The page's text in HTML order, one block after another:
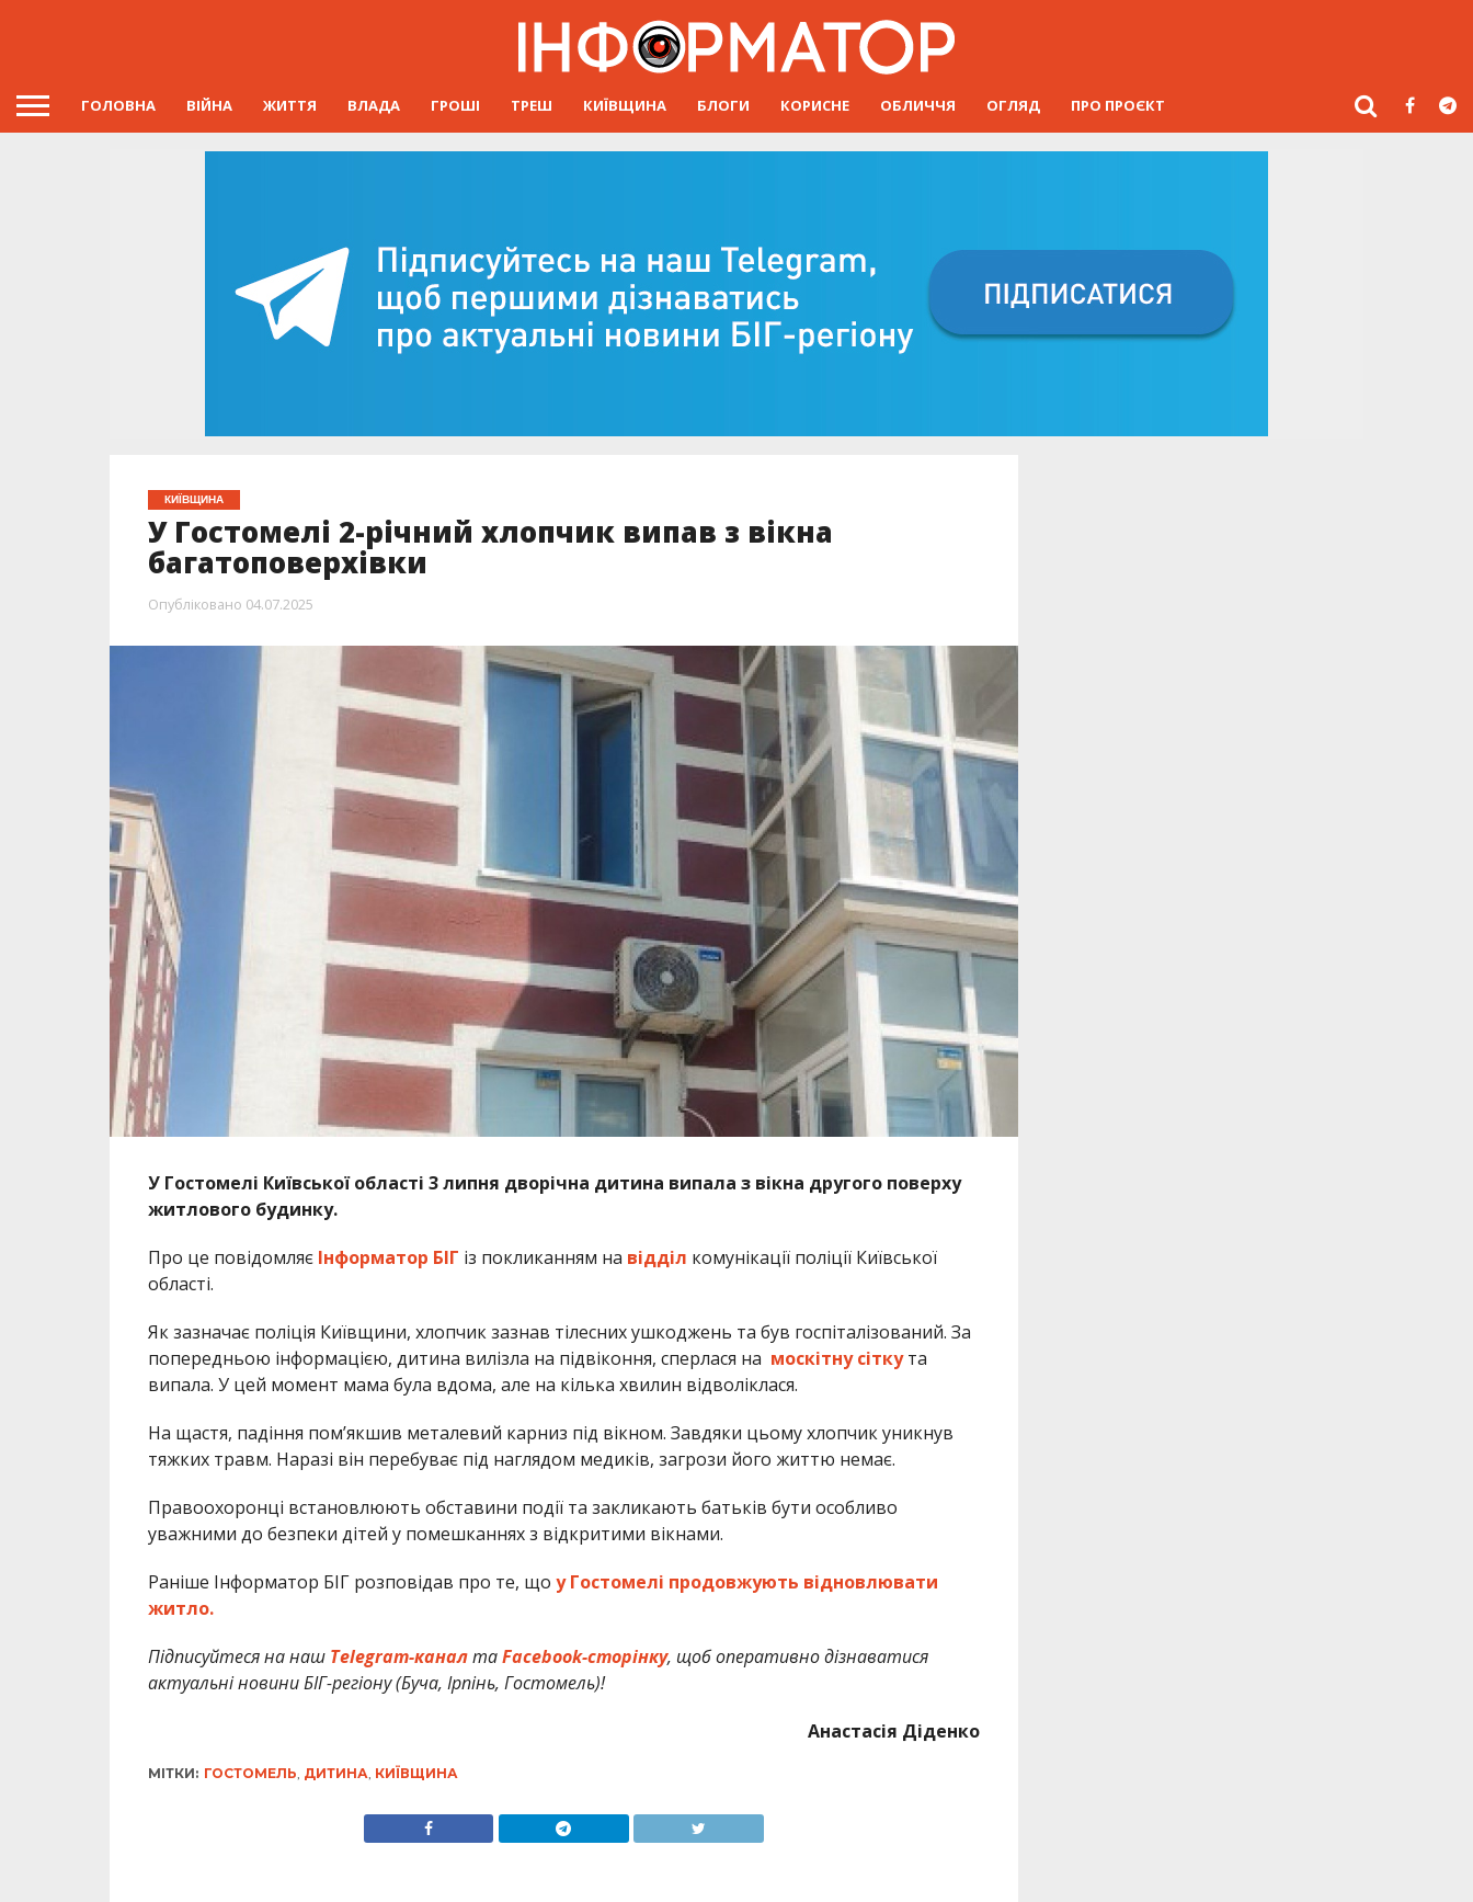
ГОЛОВНА ВІЙНА ЖИТТЯ ВЛАДА ГРОШІ ТРЕШ КИЇВЩИНА БЛОГИ КОРИСНЕ ОБЛИЧЧЯ ОГЛЯД ПРО ПРОЄКТ
КИЇВЩИНА
У Гостомелі 2-річний хлопчик випав з вікна
багатоповерхівки
Опубліковано 04.07.2025
У Гостомелі Київської області 3 липня дворічна дитина випала з вікна другого поверху
житлового будинку.
Про це повідомляє Інформатор БІГ із покликанням на відділ комунікації поліції Київської
області.
Як зазначає поліція Київщини, хлопчик зазнав тілесних ушкоджень та був госпіталізований. За
попередньою інформацією, дитина вилізла на підвіконня, сперлася на москітну сіткута
випала. У цей момент мама була вдома, але на кілька хвилин відволіклася.
На щастя, падіння пом’якшив металевий карниз під вікном. Завдяки цьому хлопчик уникнув
тяжких травм. Наразі він перебуває під наглядом медиків, загрози його життю немає.
Правоохоронці встановлюють обставини події та закликають батьків бути особливо
уважними до безпеки дітей у помешканнях з відкритими вікнами.
Раніше Інформатор БІГ розповідав про те, що у Гостомелі продовжують відновлювати
житло.
Підписуйтеся на наш Telegram-каналтаFacebook-сторінку, щоб оперативно дізнаватися
актуальні новини БІГ-регіону (Буча, Ірпінь, Гостомель)!
Анастасія Діденко
МІТКИ: ГОСТОМЕЛЬ, ДИТИНА, КИЇВЩИНА